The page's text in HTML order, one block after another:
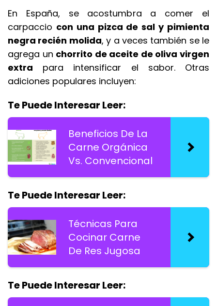
En España, se acostumbra a comer el
carpaccio con una pizca de sal y pimienta
negra recién molida, y a veces también se le
agrega un chorrito de aceite de oliva virgen
extra para intensificar el sabor. Otras
adiciones populares incluyen:
Te Puede Interesar Leer:
Beneficios De La
Carne Orgánica
Vs. Convencional
Te Puede Interesar Leer:
Técnicas Para
Cocinar Carne
De Res Jugosa
Te Puede Interesar Leer: